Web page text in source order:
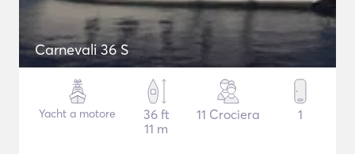
Carnevali 36 S
Yacht a motore
36 ft
11 m
11 Crociera 1